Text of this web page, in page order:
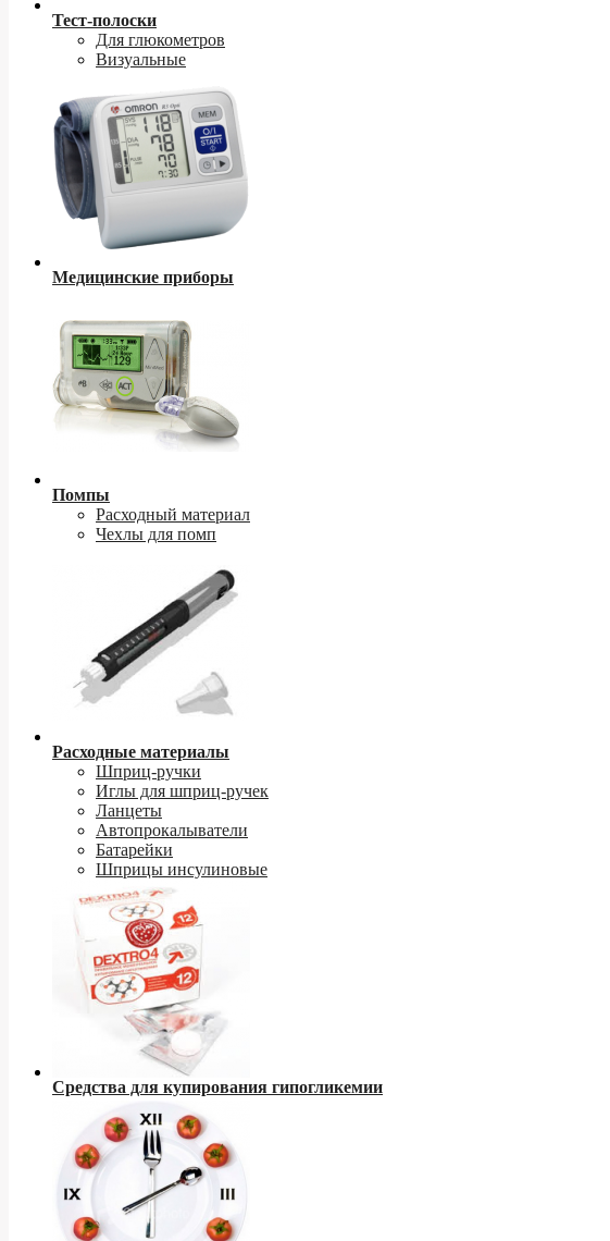
Тест-полоски
Для глюкометров
Визуальные
Медицинские приборы
Помпы
Расходный материал
Чехлы для помп
Расходные материалы
Шприц-ручки
Иглы для шприц-ручек
Ланцеты
Автопрокалыватели
Батарейки
Шприцы инсулиновые
Средства для купирования гипогликемии